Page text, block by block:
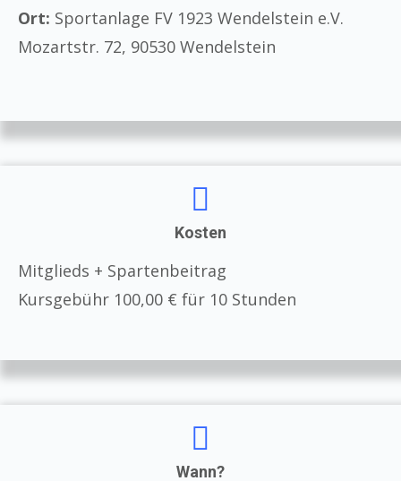
Ort: Sportanlage FV 1923 Wendelstein e.V.
Mozartstr. 72, 90530 Wendelstein
Kosten
Mitglieds + Spartenbeitrag
Kursgebühr 100,00 € für 10 Stunden
Wann?